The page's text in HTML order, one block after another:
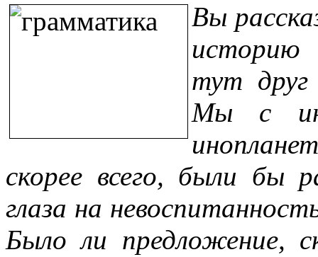
Вы
историю
тут друг
Мы с
скорее всего, были бы
глаза на
Было ли предложение,